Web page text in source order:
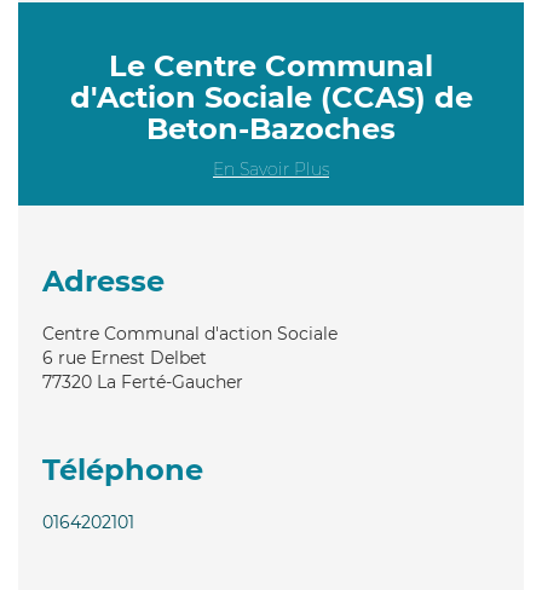
Le Centre Communal
d'Action Sociale (CCAS) de
Beton-Bazoches
En Savoir Plus
Adresse
Centre Communal d'action Sociale
6 rue Ernest Delbet
77320 La Ferté-Gaucher
Téléphone
0164202101